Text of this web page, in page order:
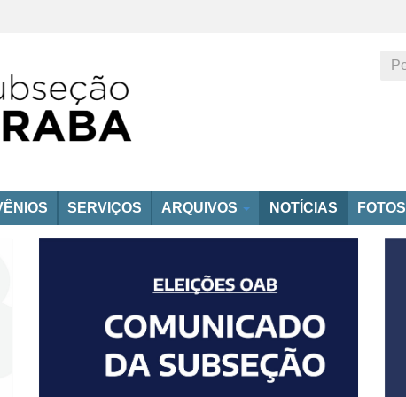
SERVIÇOS ARQUIVOS NOTÍCIAS FOTOS